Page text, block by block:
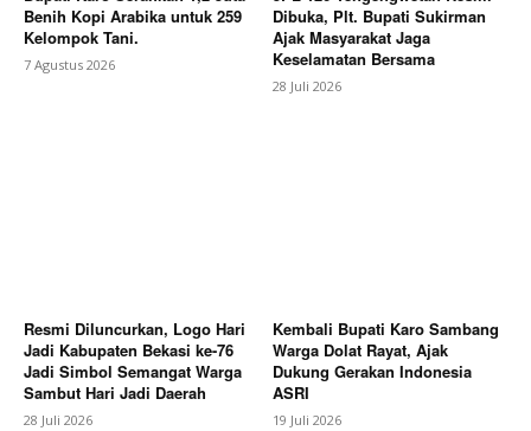
Subscription Plans
My account
Bagikan Artikel
Benih Kopi Arabika untuk 259
Kelompok Tani.
7 Agustus 2026
Dibuka, Plt. Bupati Sukirman
Ajak Masyarakat Jaga
Keselamatan Bersama
28 Juli 2026
Resmi Diluncurkan, Logo Hari
Jadi Kabupaten Bekasi ke-76
Jadi Simbol Semangat Warga
Sambut Hari Jadi Daerah
28 Juli 2026
Kembali Bupati Karo Sambang
Warga Dolat Rayat, Ajak
Dukung Gerakan Indonesia
ASRI
19 Juli 2026